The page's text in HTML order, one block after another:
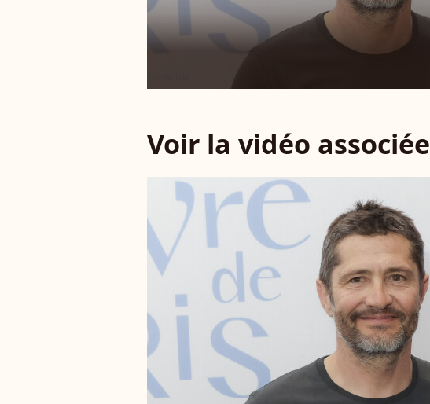
Voir la vidéo associée